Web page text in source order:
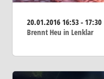
20.01.201616:53 - 17:30
Brennt Heu in Lenklar